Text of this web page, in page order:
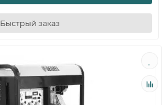
Быстрый заказ